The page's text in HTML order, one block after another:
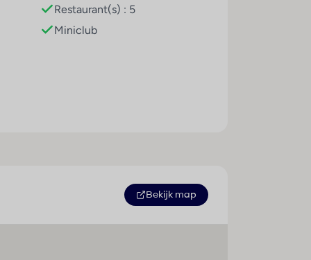
de 5 restaurants (buffet en à la carte).
Restaurant(s) : 5
Miniclub
Bekijk map